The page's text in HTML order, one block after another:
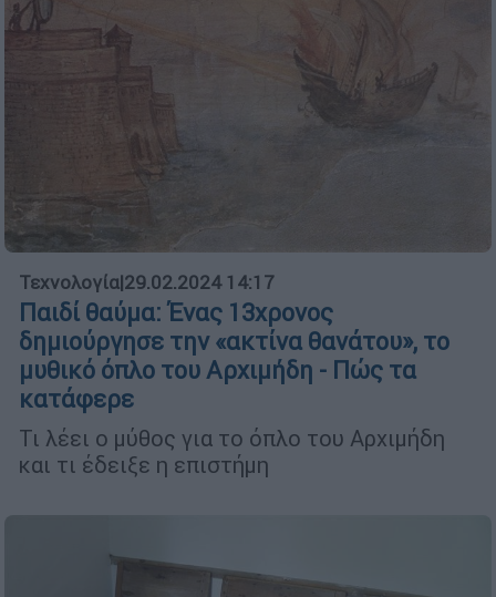
Τεχνολογία|29.02.2024 14:17
Παιδί θαύμα: Ένας 13χρονος
δημιούργησε την «ακτίνα θανάτου», το
μυθικό όπλο του Αρχιμήδη - Πώς τα
κατάφερε
Τι λέει ο μύθος για το όπλο του Αρχιμήδη
και τι έδειξε η επιστήμη